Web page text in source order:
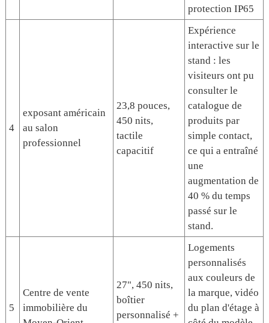
protection IP65
4
exposant américain
au salon
professionnel
23,8 pouces,
450 nits,
tactile
capacitif
Expérience
interactive sur le
stand : les
visiteurs ont pu
consulter le
catalogue de
produits par
simple contact,
ce qui a entraîné
une
augmentation de
40 % du temps
passé sur le
stand.
5
Centre de vente
immobilière du
27", 450 nits,
boîtier
personnalisé +
Logements
personnalisés
aux couleurs de
la marque, vidéo
du plan d'étage à